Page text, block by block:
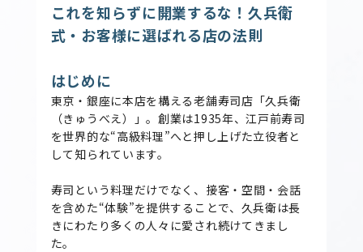
これを知らずに開業するな！久兵衛
式・お客様に選ばれる店の法則
はじめに
東京・銀座に本店を構える老舗寿司店「久兵衛
（きゅうべえ）」。創業は1935年、江戸前寿司
を世界的な“高級料理”へと押し上げた立役者と
して知られています。
寿司という料理だけでなく、接客・空間・会話
を含めた“体験”を提供することで、久兵衛は長
きにわたり多くの人々に愛され続けてきまし
た。